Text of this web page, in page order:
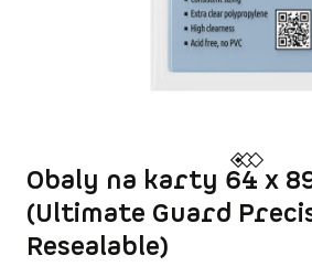
Obaly na karty 64 x
(Ultimate Guard
Resealable)